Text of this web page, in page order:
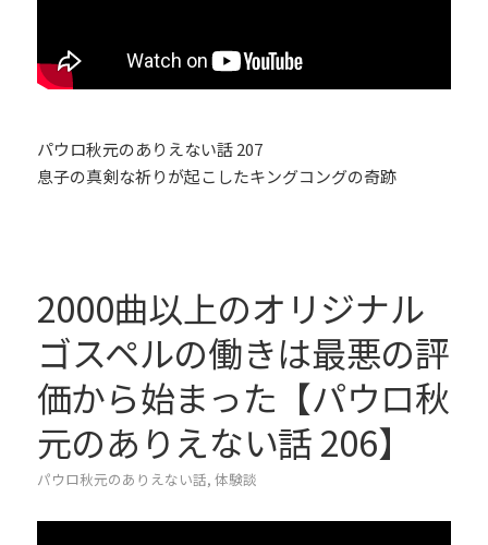
パウロ秋元のありえない話 207
息子の真剣な祈りが起こしたキングコングの奇跡
2000曲以上のオリジナル
ゴスペルの働きは最悪の評
価から始まった【パウロ秋
元のありえない話 206】
パウロ秋元のありえない話, 体験談